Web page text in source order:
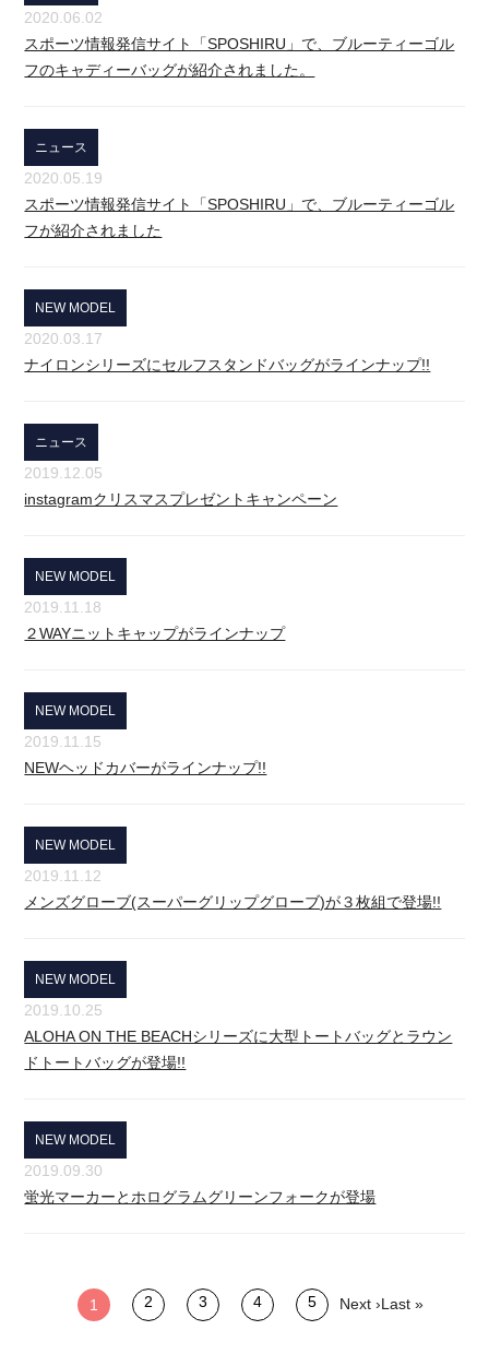
2020.06.02
スポーツ情報発信サイト「SPOSHIRU」で、ブルーティーゴル
フのキャディーバッグが紹介されました。
ニュース
2020.05.19
スポーツ情報発信サイト「SPOSHIRU」で、ブルーティーゴル
フが紹介されました
NEW MODEL
2020.03.17
ナイロンシリーズにセルフスタンドバッグがラインナップ!!
ニュース
2019.12.05
instagramクリスマスプレゼントキャンペーン
NEW MODEL
2019.11.18
２WAYニットキャップがラインナップ
NEW MODEL
2019.11.15
NEWヘッドカバーがラインナップ!!
NEW MODEL
2019.11.12
メンズグローブ(スーパーグリップグローブ)が３枚組で登場!!
NEW MODEL
2019.10.25
ALOHA ON THE BEACHシリーズに大型トートバッグとラウン
ドトートバッグが登場!!
NEW MODEL
2019.09.30
蛍光マーカーとホログラムグリーンフォークが登場
1 2 3 4 5 Next › Last »